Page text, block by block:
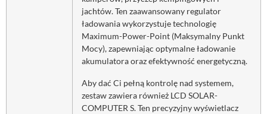
jachtów. Ten zaawansowany regulator
ładowania wykorzystuje technologię
Maximum-Power-Point (Maksymalny Punkt
Mocy), zapewniając optymalne ładowanie
akumulatora oraz efektywność energetyczną.
Aby dać Ci pełną kontrolę nad systemem,
zestaw zawiera również LCD SOLAR-
COMPUTER S. Ten precyzyjny wyświetlacz